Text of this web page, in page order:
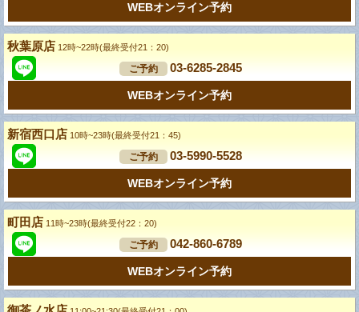
WEBオンライン予約
秋葉原店 12時~22時(最終受付21：20)
ご予約 03-6285-2845
WEBオンライン予約
新宿西口店 10時~23時(最終受付21：45)
ご予約 03-5990-5528
WEBオンライン予約
町田店 11時~23時(最終受付22：20)
ご予約 042-860-6789
WEBオンライン予約